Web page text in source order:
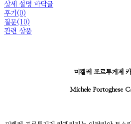
상세 설명 바닥글
후기(0)
질문(10)
관련 상품
미켈레 포르투게제
Michele Portoghese